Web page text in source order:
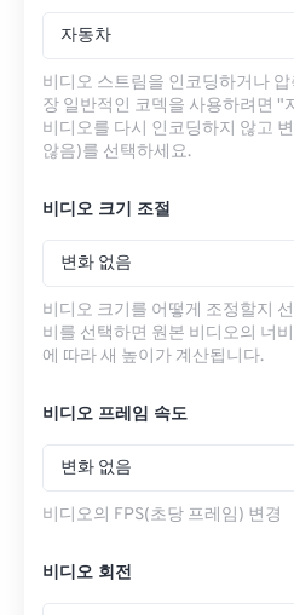
자동차
비디오 스트림을 인코딩하거나
장 일반적인 코덱을 사용하려면 "
비디오를 다시 인코딩하지 않고
않음)를 선택하세요.
비디오 크기 조절
변화 없음
비디오 크기를 어떻게 조정할지
비를 선택하면 원본 비디오의 너
에 따라 새 높이가 계산됩니다.
비디오 프레임 속도
변화 없음
비디오의 FPS(초당 프레임) 변경
비디오 회전